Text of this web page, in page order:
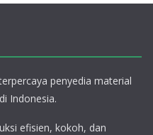
penyedia material
Indonesia.
efisien, kokoh, dan